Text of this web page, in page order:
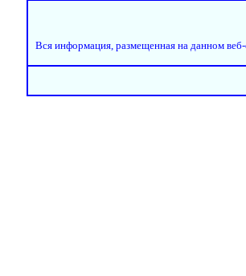
Вся информация, размещенная на данном веб-